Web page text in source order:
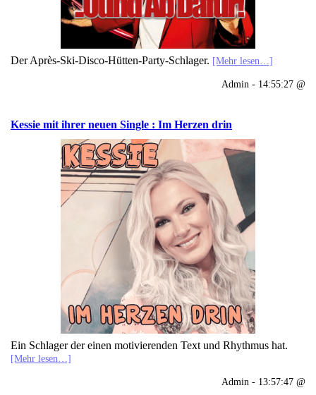
Der Après-Ski-Disco-Hütten-Party-Schlager. [Mehr lesen…]
Admin - 14:55:27 @
Kessie mit ihrer neuen Single : Im Herzen drin
Ein Schlager der einen motivierenden Text und Rhythmus hat.
[Mehr lesen…]
Admin - 13:57:47 @